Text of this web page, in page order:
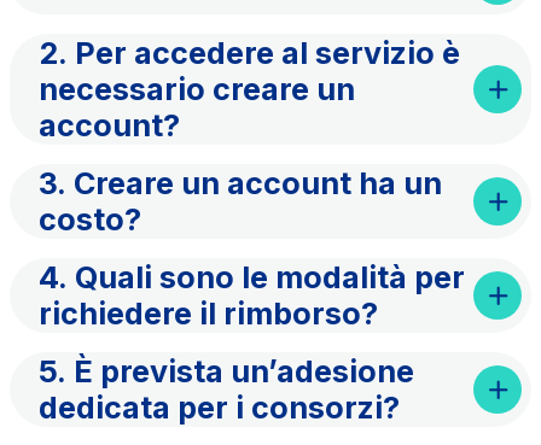
2. Per accedere al servizio è
necessario creare un
account?
3. Creare un account ha un
costo?
4. Quali sono le modalità per
richiedere il rimborso?
5. È prevista un’adesione
dedicata per i consorzi?